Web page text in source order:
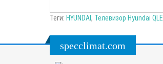
Теги: HYUNDAI, Телевизор Hyundai
specclimat.com